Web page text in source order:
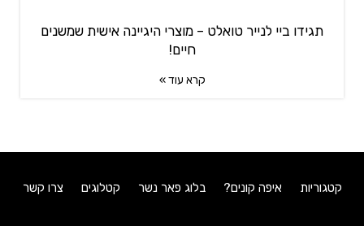
תגידו ביי לנייר טואלט – מוצרי היגיינה אישית שמשנים
חיים!
קרא עוד »
קטגוריות איפה קונים? בלוג פאר נשר קטלוגים צרו קשר